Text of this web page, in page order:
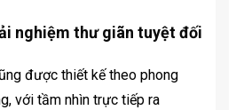
nghiệm thư giãn tuyệt đối
được thiết kế theo phong
với tầm nhìn trực tiếp ra